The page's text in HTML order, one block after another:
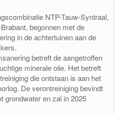
NTP-Tauw-Syntraal,
begonnen met de
in de achtertuinen aan de
betreft de aangetroffen
minerale olie. Het betreft
die ontstaan is aan het
De verontreiniging bevindt
grondwater en zal in 2025